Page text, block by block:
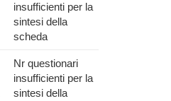
insufficienti per la
sintesi della
scheda
Nr questionari
insufficienti per la
sintesi della